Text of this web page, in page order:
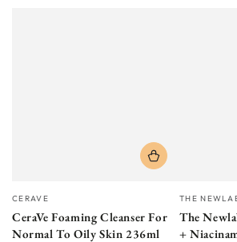
Vendor:
CERAVE
CeraVe Foaming Cleanser For
Normal To Oily Skin 236ml
Vendor:
THE
The
+